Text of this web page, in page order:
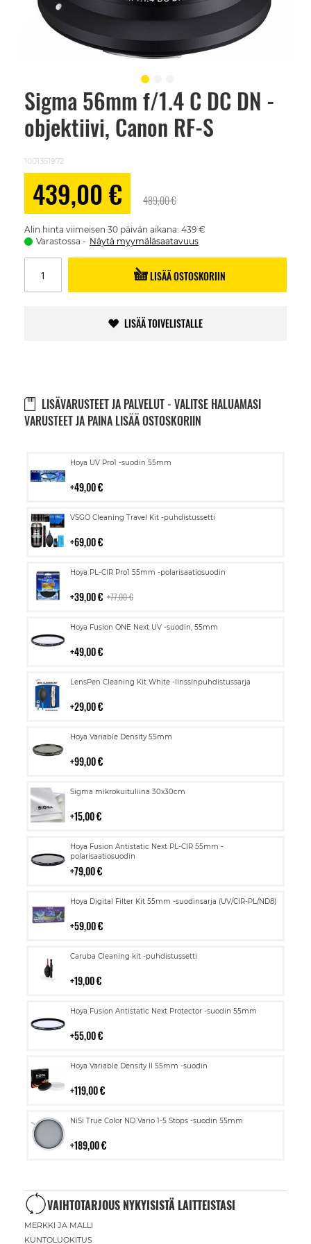
Sigma 56mm f/1.4 C DC DN -
objektiivi, Canon RF-S
1001351972
439,00 € 489,00 €
Alin hinta viimeisen 30 päivän aikana: 439 €
Varastossa
Näytä myymäläsaatavuus
LISÄÄ OSTOSKORIIN
LISÄÄ TOIVELISTALLE
LISÄVARUSTEET JA PALVELUT - VALITSE HALUAMASI
VARUSTEET JA PAINA LISÄÄ OSTOSKORIIN
Hoya UV Pro1 -suodin 55mm
49,00 €
Lisää
VSGO Cleaning Travel Kit -puhdistussetti
69,00 €
Lisää
Hoya PL-CIR Pro1 55mm -polarisaatiosuodin
39,00 € 77,00 €
Lisää
Hoya Fusion ONE Next UV -suodin, 55mm
49,00 €
Lisää
LensPen Cleaning Kit White -linssinpuhdistussarja
29,00 €
Lisää
Hoya Variable Density 55mm
99,00 €
Lisää
Sigma mikrokuituliina 30x30cm
15,00 €
Lisää
Hoya Fusion Antistatic Next PL-CIR 55mm -
polarisaatiosuodin
79,00 €
Lisää
ostoskoriin
Hoya Digital Filter Kit 55mm -suodinsarja (UV/CIR-PL/ND8)
59,00 €
Lisää
Caruba Cleaning kit -puhdistussetti
19,00 €
Lisää
Hoya Fusion Antistatic Next Protector -suodin 55mm
55,00 €
Lisää
Hoya Variable Density II 55mm -suodin
119,00 €
Lisää
NiSi True Color ND Vario 1-5 Stops -suodin 55mm
189,00 €
Lisää
VAIHTOTARJOUS NYKYISISTÄ LAITTEISTASI
MERKKI JA MALLI
KUNTOLUOKITUS
Skip
beginning
images
gallery